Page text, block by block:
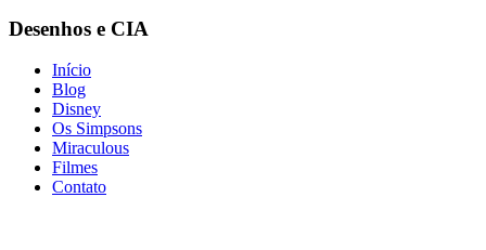
Desenhos e CIA
Início
Blog
Disney
Os Simpsons
Miraculous
Filmes
Contato